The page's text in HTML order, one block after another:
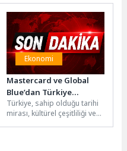
Günler, kısa film
gösterimleriyle devam...
Ekonomi
Mastercard ve Global
Blue’dan Türkiye
turizmini destekleyen iş
birliği
Türkiye, sahip olduğu tarihi
mirası, kültürel çeşitliliği ve